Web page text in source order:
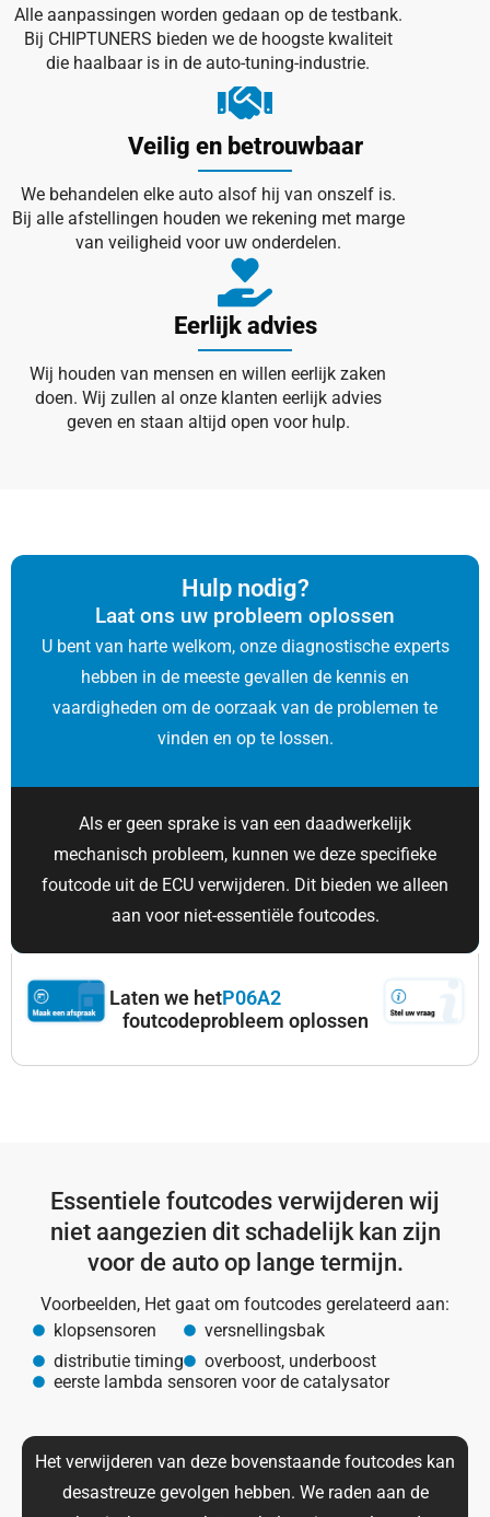
Alle aanpassingen worden gedaan op de testbank.
Bij CHIPTUNERS bieden we de hoogste kwaliteit
die haalbaar is in de auto-tuning-industrie.
Veilig en betrouwbaar
We behandelen elke auto alsof hij van onszelf is.
Bij alle afstellingen houden we rekening met marge
van veiligheid voor uw onderdelen.
Eerlijk advies
Wij houden van mensen en willen eerlijk zaken
doen. Wij zullen al onze klanten eerlijk advies
geven en staan altijd open voor hulp.
Hulp nodig?
Laat ons uw probleem oplossen
U bent van harte welkom, onze diagnostische experts
hebben in de meeste gevallen de kennis en
vaardigheden om de oorzaak van de problemen te
vinden en op te lossen.
Als er geen sprake is van een daadwerkelijk
mechanisch probleem, kunnen we deze specifieke
foutcode uit de ECU verwijderen. Dit bieden we alleen
aan voor niet-essentiële foutcodes.
Laten we hetP06A2
foutcodeprobleem oplossen
Essentiele foutcodes verwijderen wij
niet aangezien dit schadelijk kan zijn
voor de auto op lange termijn.
Voorbeelden, Het gaat om foutcodes gerelateerd aan:
klopsensoren
distributie timing
versnellingsbak
overboost, underboost
eerste lambda sensoren voor de catalysator
Het verwijderen van deze bovenstaande foutcodes kan
desastreuze gevolgen hebben. We raden aan de